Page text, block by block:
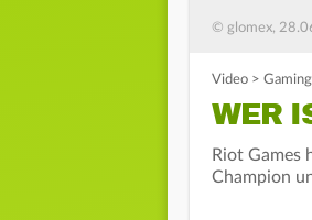
© glomex,
Video > Gaming
WER
Riot Games
Champion